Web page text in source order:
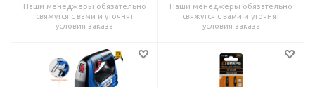
Наши менеджеры обязательно
свяжутся с вами и уточнят
условия заказа
Наши менеджеры обязательно
свяжутся с вами и уточнят
условия заказа